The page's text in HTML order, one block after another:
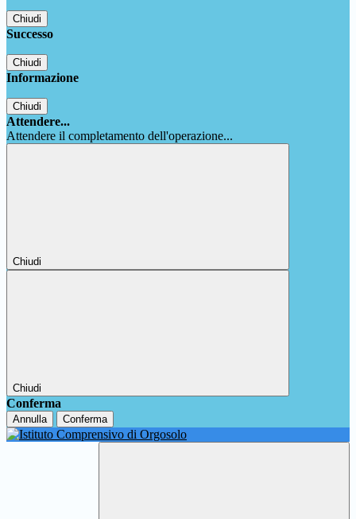
Chiudi
Successo
Chiudi
Informazione
Chiudi
Attendere...
Attendere il completamento dell'operazione...
Chiudi
Chiudi
Conferma
Annulla Conferma